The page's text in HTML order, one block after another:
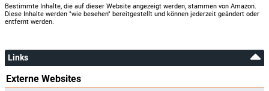
Bestimmte Inhalte, die auf dieser Website angezeigt werden, stammen von Amazon.
Diese Inhalte werden "wie besehen" bereitgestellt und können jederzeit geändert oder
entfernt werden.
Links
Externe Websites